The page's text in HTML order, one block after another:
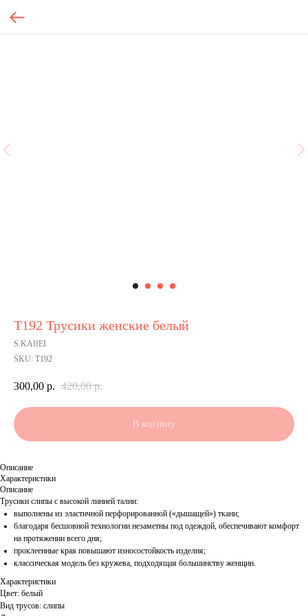
Т192 Трусики женские белый
S.KAIfEI
SKU: Т192
300,00 р. 420,00 р.
В корзину
Описание
Характеристики
Описание
Трусики слипы с высокой линией талии:
выполнены из эластичной перфорированной («дышащей») ткани;
благодаря бесшовной технологии незаметны под одеждой, обеспечивают комфорт
на протяжении всего дня;
проклеенные края повышают износостойкость изделия;
классическая модель без кружева, подходящая большинству женщин.
Характеристики
Цвет: белый
Вид трусов: слипы